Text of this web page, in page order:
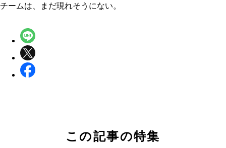
チームは、まだ現れそうにない。
この記事の特集